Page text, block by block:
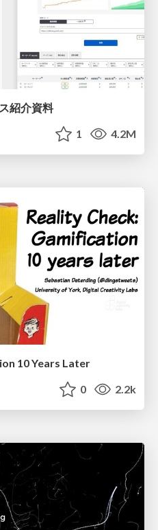
紹介資料
1 4.2M
10 Years Later
0 2.2k